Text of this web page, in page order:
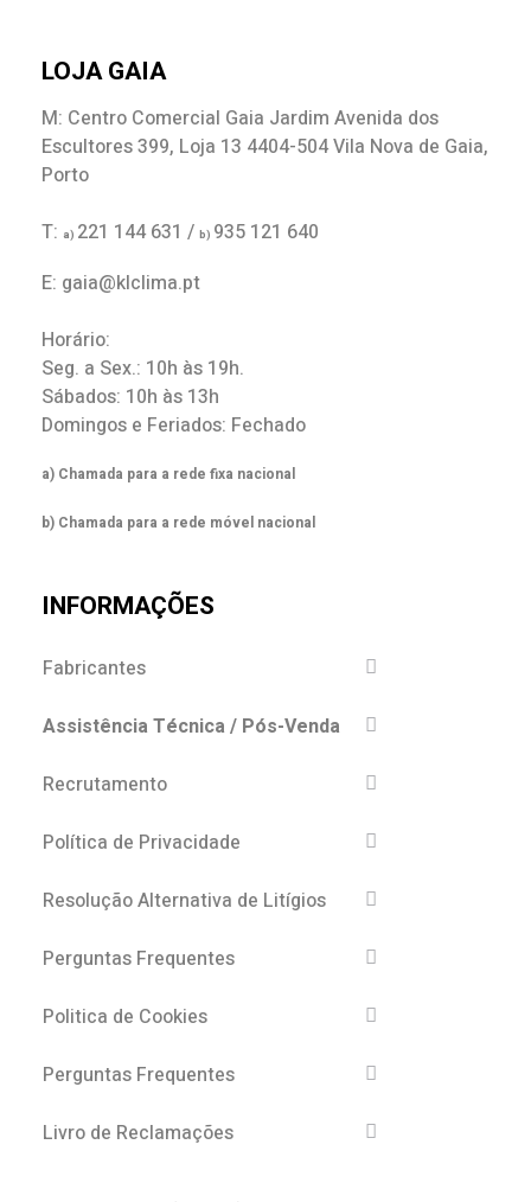
LOJA GAIA
M: Centro Comercial Gaia Jardim Avenida dos
Escultores 399, Loja 13 4404-504 Vila Nova de Gaia,
Porto
T: a) 221 144 631 / b) 935 121 640
E: gaia@klclima.pt
Horário:
Seg. a Sex.: 10h às 19h.
Sábados: 10h às 13h
Domingos e Feriados: Fechado
a) Chamada para a rede fixa nacional
b) Chamada para a rede móvel nacional
INFORMAÇÕES
Fabricantes
Assistência Técnica / Pós-Venda
Recrutamento
Política de Privacidade
Resolução Alternativa de Litígios
Perguntas Frequentes
Politica de Cookies
Perguntas Frequentes
Livro de Reclamações